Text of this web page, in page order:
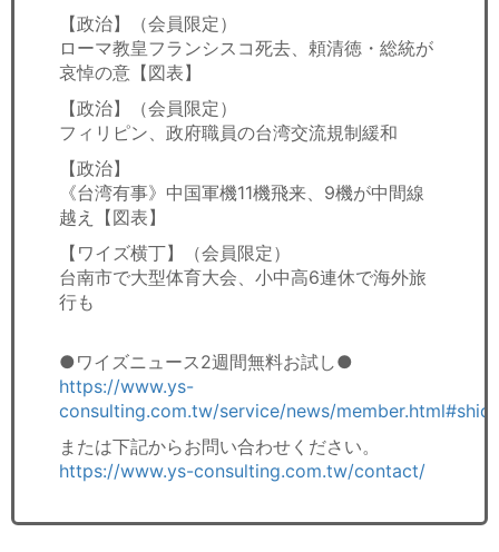
【政治】（会員限定）
ローマ教皇フランシスコ死去、頼清徳・総統が
哀悼の意【図表】
【政治】（会員限定）
フィリピン、政府職員の台湾交流規制緩和
【政治】
《台湾有事》中国軍機11機飛来、9機が中間線
越え【図表】
【ワイズ横丁】（会員限定）
台南市で大型体育大会、小中高6連休で海外旅
行も
●ワイズニュース2週間無料お試し●
https://www.ys-
consulting.com.tw/service/news/
または下記からお問い合わせください。
https://www.ys-consulting.com.tw/contact/